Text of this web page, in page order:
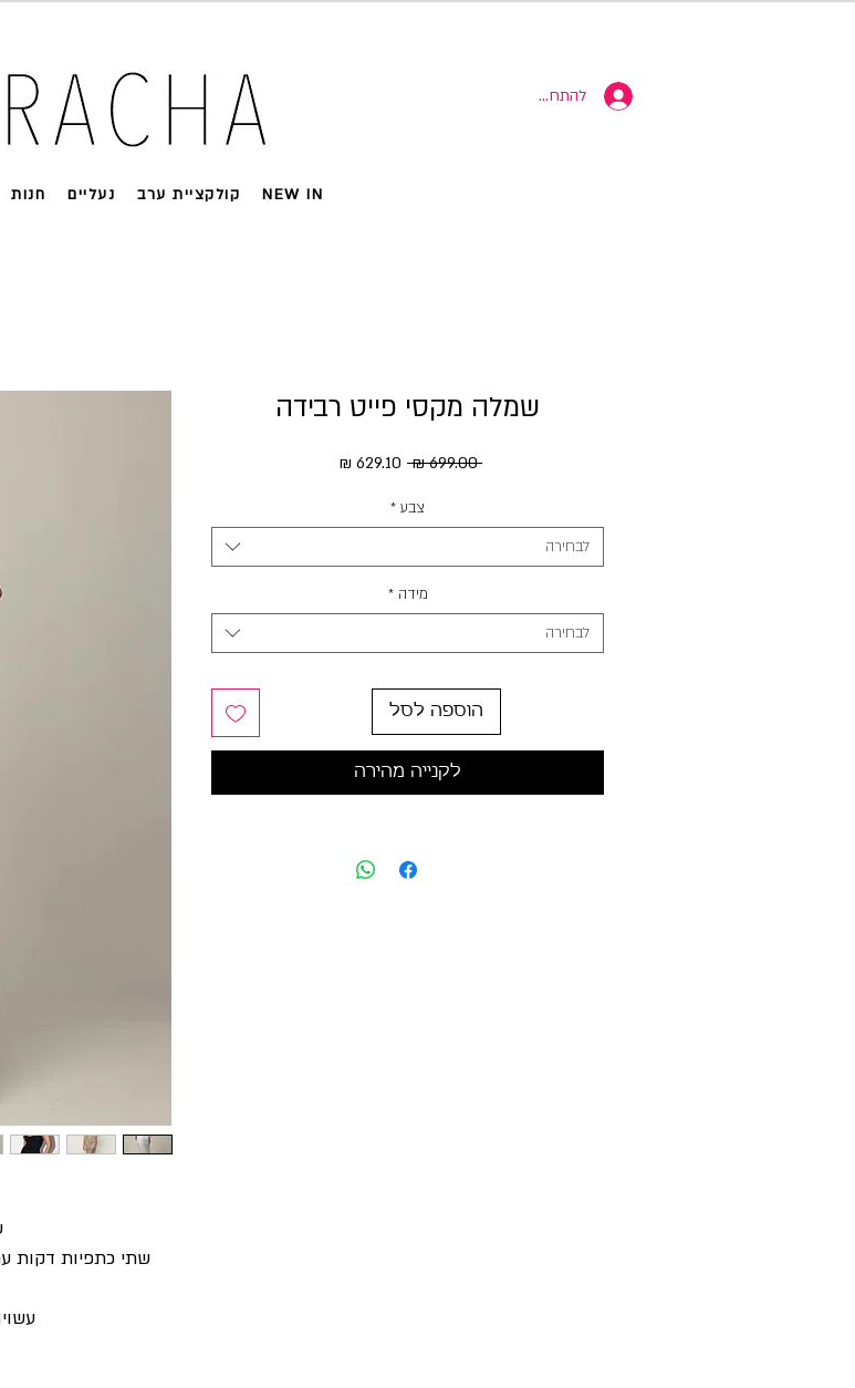
להתחברות
NEW IN קולקציית ערב נעליים חנות
שתי כתפיות דקות
שמלה מקסי פייט רבידה
‏699.00 ‏₪ מחיר רגיל
צבע *
לבחירה
מידה *
לבחירה
הוספה לסל
לקנייה מהירה